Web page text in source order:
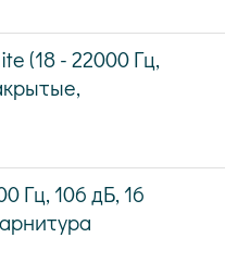
(18 - 22000 Гц,
Гц, 106 дБ, 16